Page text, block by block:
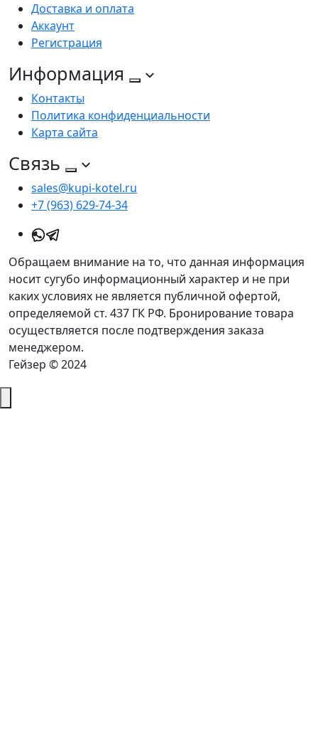
Доставка и оплата
Аккаунт
Регистрация
Информация
Контакты
Политика конфиденциальности
Карта сайта
Связь
sales@kupi-kotel.ru
+7 (963) 629-74-34
Обращаем внимание на то, что данная информация
носит сугубо информационный характер и не при
каких условиях не является публичной офертой,
определяемой ст. 437 ГК РФ. Бронирование товара
осуществляется после подтверждения заказа
менеджером.
Гейзер © 2024